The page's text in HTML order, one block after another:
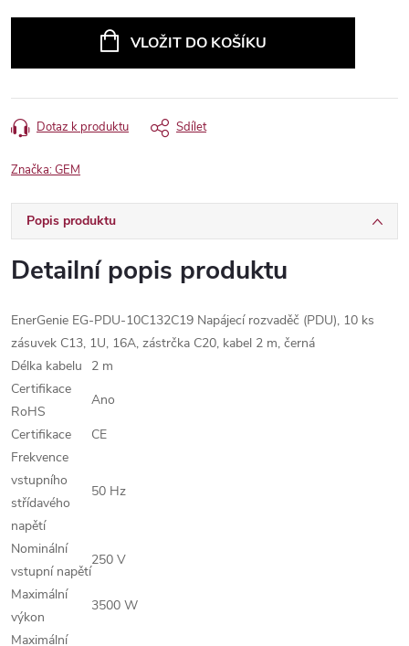
VLOŽIT DO KOŠÍKU
Dotaz k produktu Sdílet
Značka:GEM
Popis produktu
Detailní popis produktu
EnerGenie EG-PDU-10C132C19 Napájecí rozvaděč (PDU), 10 ks
zásuvek C13, 1U, 16A, zástrčka C20, kabel 2 m, černá
Délka kabelu
2 m
Certifikace
RoHS
Ano
Certifikace
CE
Frekvence
vstupního
střídavého
napětí
50 Hz
Nominální
vstupní napětí
250 V
Maximální
výkon
3500 W
Maximální